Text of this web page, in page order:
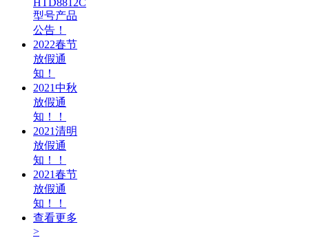
型号产品
公告！
2022春节
放假通
知！
2021中秋
放假通
知！！
2021清明
放假通
知！！
2021春节
放假通
知！！
查看更多
>